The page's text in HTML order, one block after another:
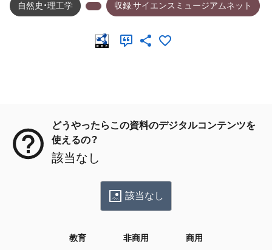
自然史・理工学 収録:サイエンスミュージアムネット
どうやったらこの資料のデジタルコンテンツを
使えるの？
該当なし
該当なし
教育 非商用 商用